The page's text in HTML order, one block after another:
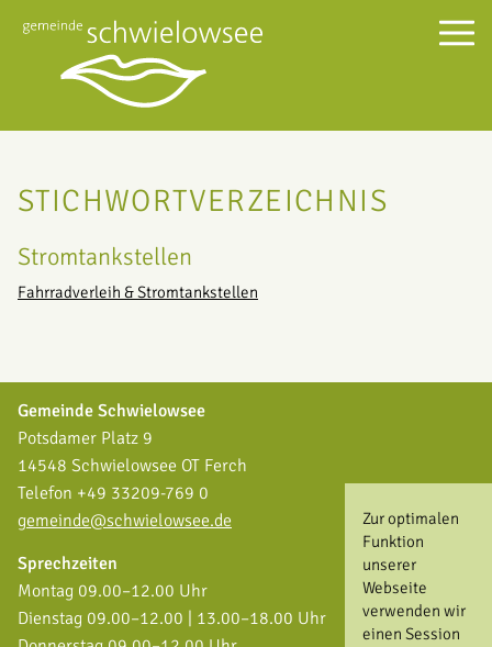
Zur optimalen
Funktion
unserer
Webseite
verwenden wir
einen Session
STICHWORTVERZEICHNIS
Stromtankstellen
Fahrradverleih & Stromtankstellen
Gemeinde Schwielowsee
Potsdamer Platz 9
14548 Schwielowsee OT Ferch
Telefon +49 33209-769 0
gemeinde@schwielowsee.de
Sprechzeiten
Montag 09.00–12.00 Uhr
Dienstag 09.00–12.00 | 13.00–18.00 Uhr